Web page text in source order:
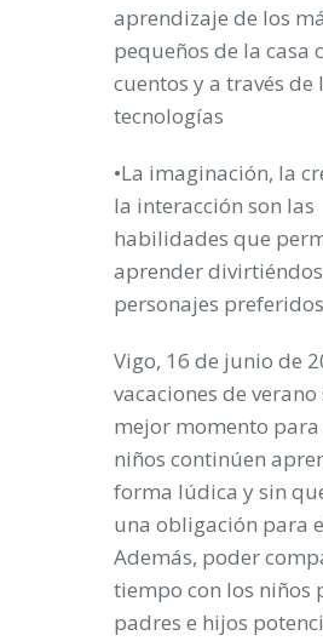
aprendizaje de los
pequeños de la casa
cuentos y a través de
tecnologías
•La imaginación, la
la interacción son las
habilidades que
aprender
personajes preferidos
Vigo, 16 de junio de
vacaciones de verano
mejor momento para
niños continúen
forma lúdica y sin
una obligación para
Además, poder
tiempo con los niños
padres e hijos